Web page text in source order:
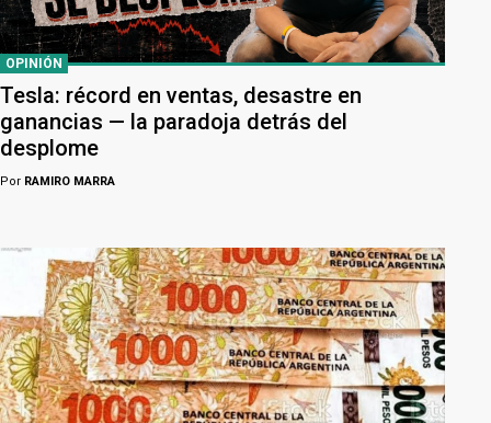
OPINIÓN
Tesla: récord en ventas, desastre en
ganancias — la paradoja detrás del
desplome
Por RAMIRO MARRA